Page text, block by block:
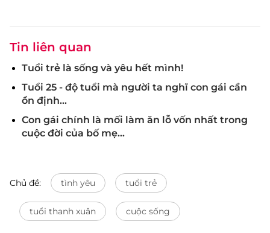
Tin liên quan
Tuổi trẻ là sống và yêu hết mình!
Tuổi 25 - độ tuổi mà người ta nghĩ con gái cần
ổn định...
Con gái chính là mối làm ăn lỗ vốn nhất trong
cuộc đời của bố mẹ...
Chủ đề: tình yêu tuổi trẻ
tuổi thanh xuân cuộc sống